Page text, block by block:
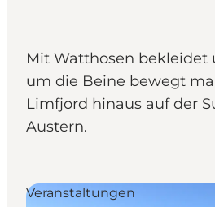
Pauschalreisen /
Planen Sie Ihre Reise
Mit Watthosen bekleidet
um die Beine bewegt
Limfjord hinaus auf der
Austern.
Veranstaltungen